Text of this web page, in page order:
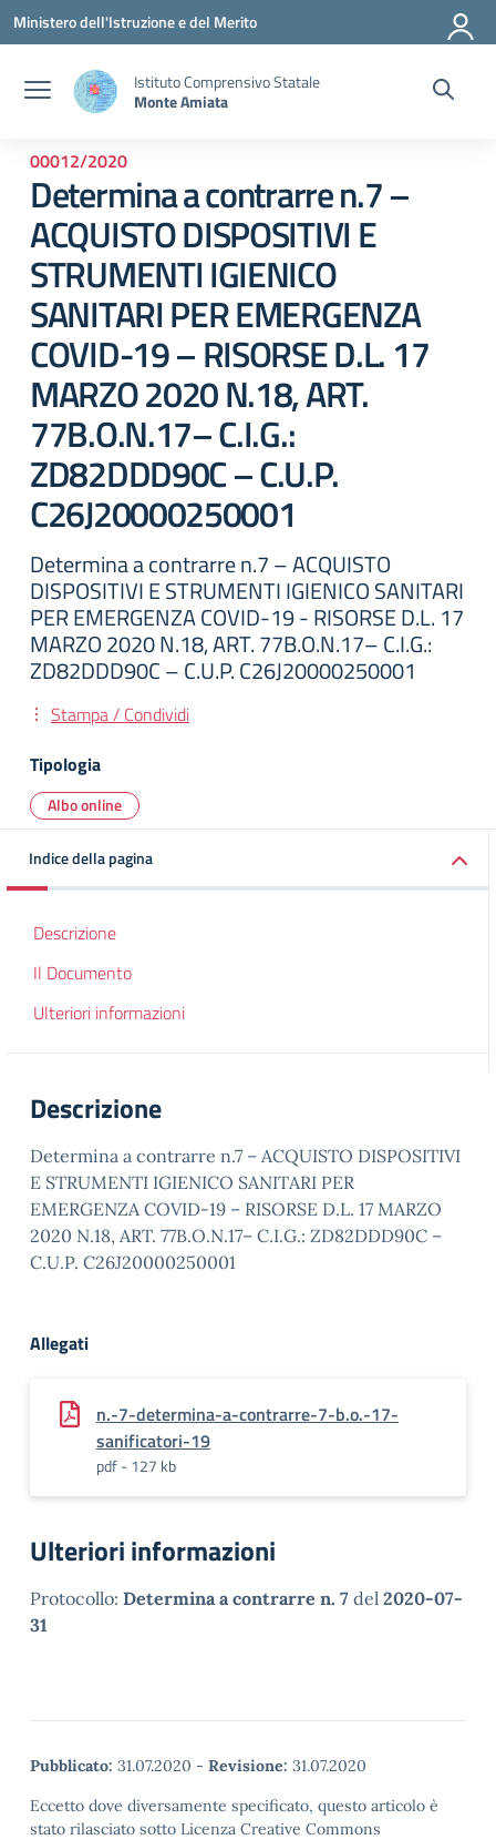
Vai ai contenuti
Vai al menu di navigazione
Vai al footer
Ministero dell'Istruzione e del Merito
Istituto Comprensivo Statale
Monte Amiata
00012/2020
Determina a contrarre n.7 –
ACQUISTO DISPOSITIVI E
STRUMENTI IGIENICO
SANITARI PER EMERGENZA
COVID-19 – RISORSE D.L. 17
MARZO 2020 N.18, ART.
77B.O.N.17– C.I.G.:
ZD82DDD90C – C.U.P.
C26J20000250001
Determina a contrarre n.7 – ACQUISTO
DISPOSITIVI E STRUMENTI IGIENICO SANITARI
PER EMERGENZA COVID-19 - RISORSE D.L. 17
MARZO 2020 N.18, ART. 77B.O.N.17– C.I.G.:
ZD82DDD90C – C.U.P. C26J20000250001
Stampa / Condividi
Tipologia
Albo online
Indice della pagina
Descrizione
Il Documento
Ulteriori informazioni
Descrizione
Determina a contrarre n.7 – ACQUISTO DISPOSITIVI
E STRUMENTI IGIENICO SANITARI PER
EMERGENZA COVID-19 – RISORSE D.L. 17 MARZO
2020 N.18, ART. 77B.O.N.17– C.I.G.: ZD82DDD90C –
C.U.P. C26J20000250001
Allegati
n.-7-determina-a-contrarre-7-b.o.-17-
sanificatori-19
pdf - 127 kb
Ulteriori informazioni
Protocollo: Determina a contrarre n. 7 del 2020-07-
31
Pubblicato: 31.07.2020 - Revisione: 31.07.2020
Eccetto dove diversamente specificato, questo articolo è
stato rilasciato sotto Licenza Creative Commons